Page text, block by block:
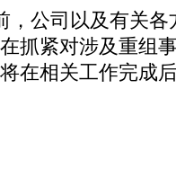
公司以及有关各
抓紧对涉及重组
在相关工作完成